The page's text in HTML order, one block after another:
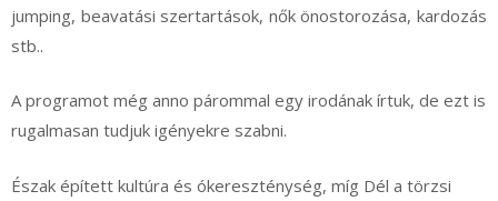
jumping, beavatási szertartások, nők önostorozása, kardozás
stb..
A programot még anno párommal egy irodának írtuk, de ezt is
rugalmasan tudjuk igényekre szabni.
Észak épített kultúra és ókereszténység, míg Dél a törzsi